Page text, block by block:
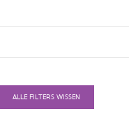
ALLE FILTERS WISSEN